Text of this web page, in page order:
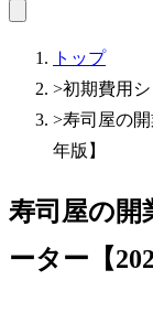
トップ
>初期費用
>寿司屋の
年版】
寿司屋の開
ーター【